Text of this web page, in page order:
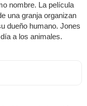
nombre. La película
una granja organizan
dueño humano. Jones
a los animales.